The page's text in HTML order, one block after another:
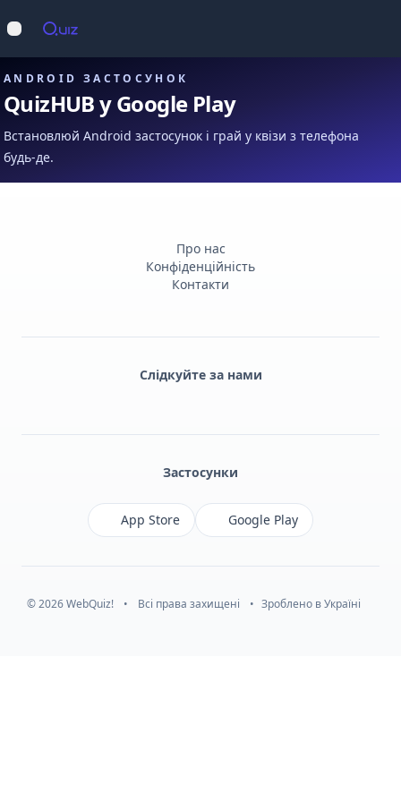
Відкрити меню
ANDROID ЗАСТОСУНОК
QuizHUB у Google Play
Встановлюй Android застосунок і грай у квізи з телефона
будь-де.
Про нас
Конфіденційність
Контакти
Слідкуйте за нами
Застосунки
App Store Google Play
© 2026 WebQuiz! • Всі права захищені • Зроблено в Україні